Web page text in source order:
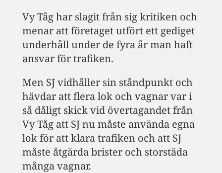
Vy Tåg har slagit från sig kritiken och
menar att företaget utfört ett gediget
underhåll under de fyra år man haft
ansvar för trafiken.
Men SJ vidhåller sin ståndpunkt och
hävdar att flera lok och vagnar var i
så dåligt skick vid övertagandet från
Vy Tåg att SJ nu måste använda egna
lok för att klara trafiken och att SJ
måste åtgärda brister och storstäda
många vagnar.